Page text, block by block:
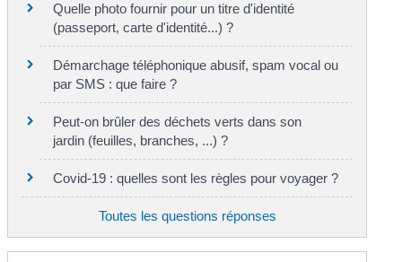
Quelle photo fournir pour un titre d'identité
(passeport, carte d'identité...) ?
Démarchage téléphonique abusif, spam vocal ou
par SMS : que faire ?
Peut-on brûler des déchets verts dans son
jardin (feuilles, branches, ...) ?
Covid-19 : quelles sont les règles pour voyager ?
Toutes les questions réponses